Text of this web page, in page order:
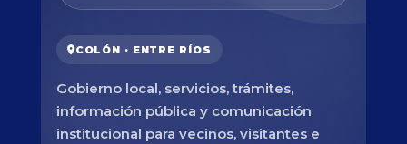
COLÓN · ENTRE RÍOS
Gobierno local, servicios, trámites,
información pública y comunicación
institucional para vecinos, visitantes e